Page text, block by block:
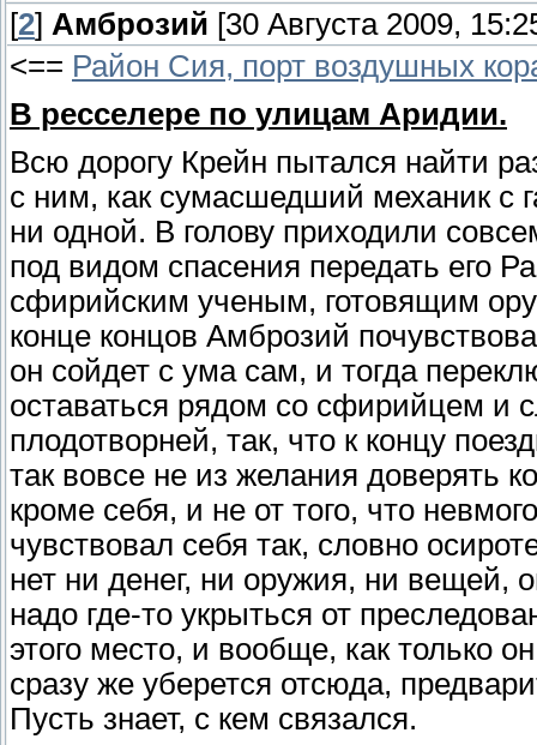
[2] Амброзий [30 Августа 2009,
<== Район Сия, порт воздушных
В ресселере по улицам Аридии.
Всю дорогу Крейн пытался найти
с ним, как сумасшедший механик с
ни одной. В голову приходили
под видом спасения передать его
сфирийским ученым, готовящим
конце концов Амброзий
он сойдет с ума сам, и тогда
оставаться рядом со сфирийцем и
плодотворней, так, что к концу
так вовсе не из желания доверять
кроме себя, и не от того, что
чувствовал себя так, словно
нет ни денег, ни оружия, ни вещей,
надо где-то укрыться от
этого место, и вообще, как только
сразу же уберется отсюда,
Пусть знает, с кем связался.